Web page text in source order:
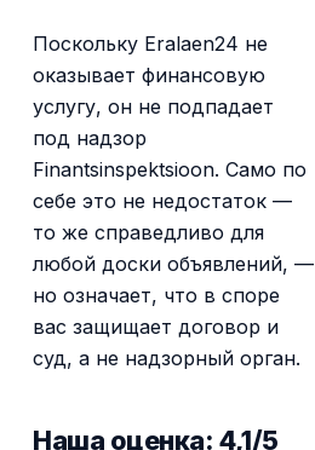
Поскольку Eralaen24 не
оказывает финансовую
услугу, он не подпадает
под надзор
Finantsinspektsioon. Само по
себе это не недостаток —
то же справедливо для
любой доски объявлений, —
но означает, что в споре
вас защищает договор и
суд, а не надзорный орган.
Наша оценка: 4,1/5